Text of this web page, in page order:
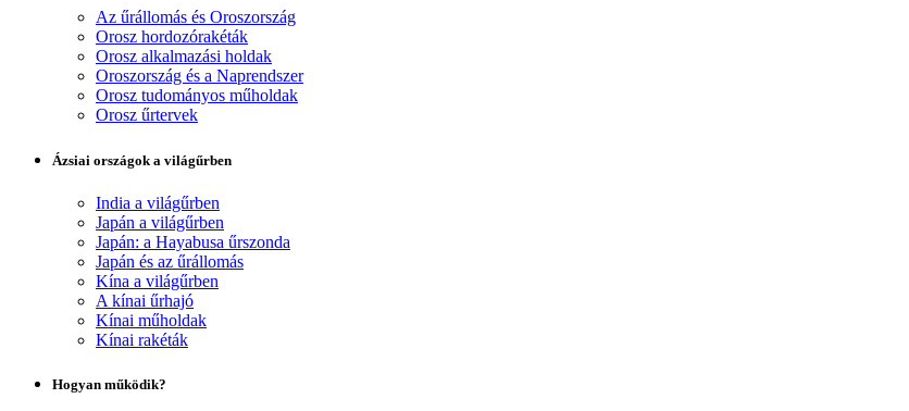
Az űrállomás és Oroszország
Orosz hordozórakéták
Orosz alkalmazási holdak
Oroszország és a Naprendszer
Orosz tudományos műholdak
Orosz űrtervek
Ázsiai országok a világűrben
India a világűrben
Japán a világűrben
Japán: a Hayabusa űrszonda
Japán és az űrállomás
Kína a világűrben
A kínai űrhajó
Kínai műholdak
Kínai rakéták
Hogyan működik?